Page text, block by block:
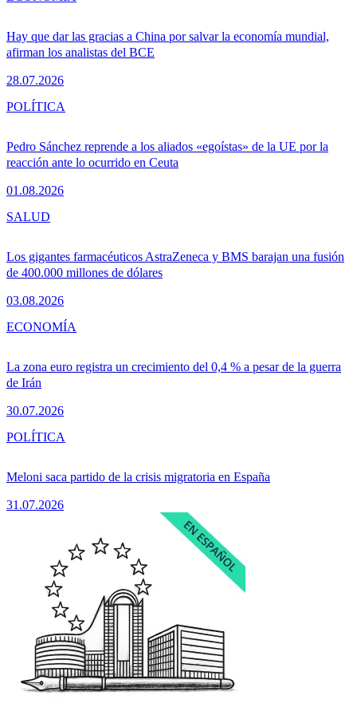
Hay que dar las gracias a China por salvar la economía mundial,
afirman los analistas del BCE
28.07.2026
Pedro Sánchez reprende a los aliados «egoístas» de la UE por la
reacción ante lo ocurrido en Ceuta
01.08.2026
POLÍTICA
Los gigantes farmacéuticos AstraZeneca y BMS barajan una fusión
de 400.000 millones de dólares
03.08.2026
SALUD
La zona euro registra un crecimiento del 0,4 % a pesar de la guerra
de Irán
30.07.2026
ECONOMÍA
Meloni saca partido de la crisis migratoria en España
31.07.2026
POLÍTICA